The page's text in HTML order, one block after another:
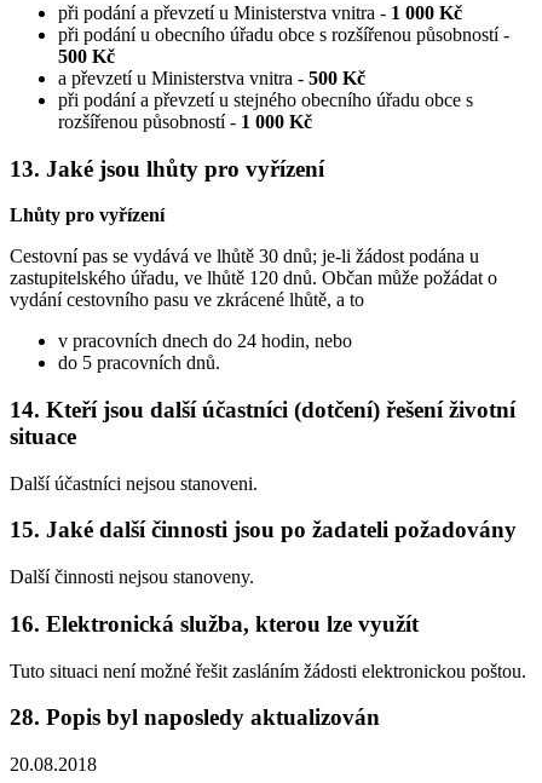
při podání a převzetí u Ministerstva vnitra - 1 000 Kč
při podání u obecního úřadu obce s rozšířenou působností -
500 Kč
a převzetí u Ministerstva vnitra - 500 Kč
při podání a převzetí u stejného obecního úřadu obce s
rozšířenou působností - 1 000 Kč
13. Jaké jsou lhůty pro vyřízení
Lhůty pro vyřízení
Cestovní pas se vydává ve lhůtě 30 dnů; je-li žádost podána u
zastupitelského úřadu, ve lhůtě 120 dnů. Občan může požádat o
vydání cestovního pasu ve zkrácené lhůtě, a to
v pracovních dnech do 24 hodin, nebo
do 5 pracovních dnů.
14. Kteří jsou další účastníci (dotčení) řešení životní
situace
Další účastníci nejsou stanoveni.
15. Jaké další činnosti jsou po žadateli požadovány
Další činnosti nejsou stanoveny.
16. Elektronická služba, kterou lze využít
Tuto situaci není možné řešit zasláním žádosti elektronickou poštou.
28. Popis byl naposledy aktualizován
20.08.2018